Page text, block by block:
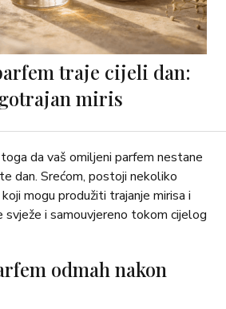
traje cijeli dan:
miris
da vaš omiljeni parfem nestane
dan. Srećom, postoji nekoliko
mogu produžiti trajanje mirisa i
svježe i samouvjereno tokom cijelog
odmah nakon